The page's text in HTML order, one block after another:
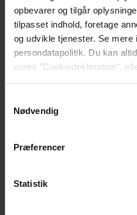
opbevarer og tilgår
tilpasset indhold, foretage
og udvikle tjenester. Se mere
persondatapolitik. Du kan
vores "Cookiedeklaration",
Vi anvender egne cookies
generere statistik og huske
Nødvendig
Præferencer
Statistik